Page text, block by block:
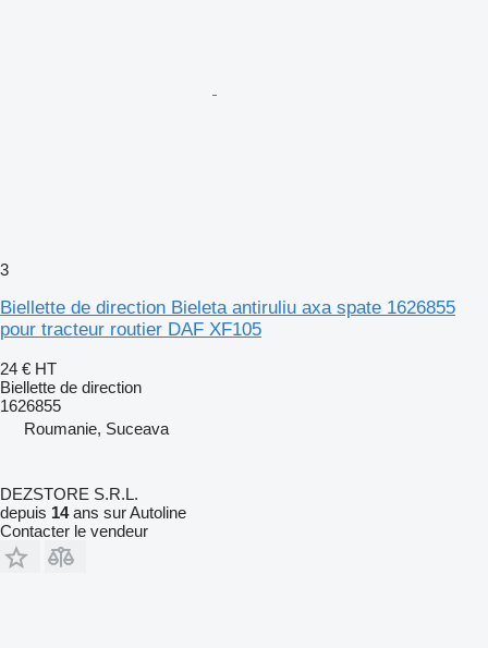
3
Biellette de direction Bieleta antiruliu axa spate 1626855
pour tracteur routier DAF XF105
24 € HT
Biellette de direction
1626855
Roumanie, Suceava
DEZSTORE S.R.L.
depuis 14ans sur Autoline
Contacter le vendeur